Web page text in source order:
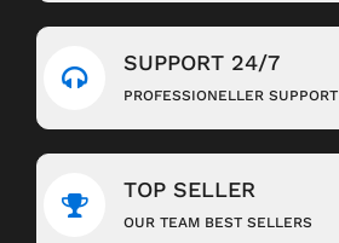
SUPPORT 24/7
PROFESSIONELLER SUPPORT
TOP SELLER
OUR TEAM BEST SELLERS